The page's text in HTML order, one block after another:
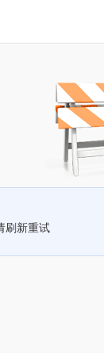
刷新重试